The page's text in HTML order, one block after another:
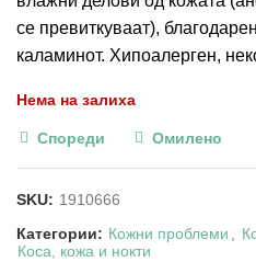
се превиткуваат),
каламинот. Хипоалерген,
Нема на залиха
Спореди Омилено
SKU: 1910666
Категории: Кожни проблеми ,
Коса, кожа и нокти